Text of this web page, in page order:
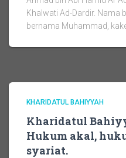
Khalwati Ad-Dardir. Nama
bernama Muhammad,
KHARIDATUL BAHIYYAH
Kharidatul
Hukum akal,
syariat.